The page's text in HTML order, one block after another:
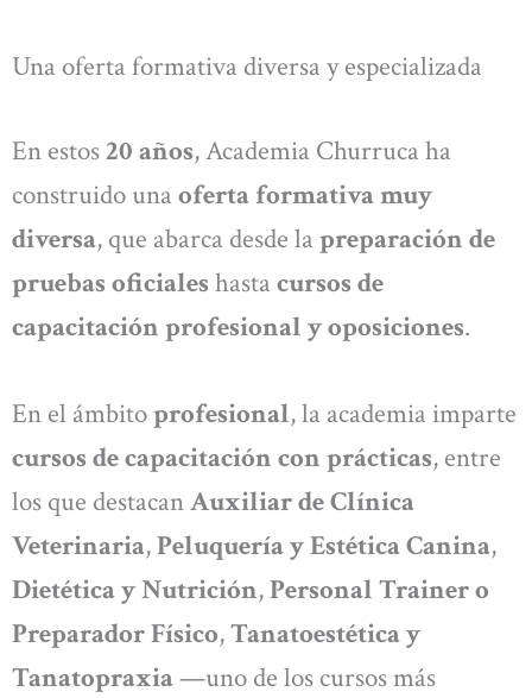
Una oferta formativa diversa y especializada
En estos20 años, Academia Churruca ha
construido una oferta formativa muy
diversa, que abarca desde la preparación de
pruebas oficiales hasta cursos de
capacitación profesional y oposiciones.
En el ámbitoprofesional, la academia imparte
cursos de capacitación con prácticas, entre
los que destacanAuxiliar de Clínica
Veterinaria,Peluquería y Estética Canina,
Dietética y Nutrición,Personal Trainer o
Preparador Físico,Tanatoestética y
Tanatopraxia—uno de los cursos más